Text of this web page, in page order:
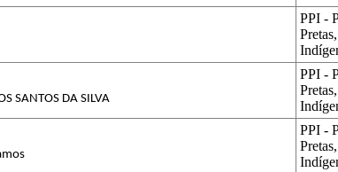
PPI -
SANTOS DA SILVA
PPI -
PPI -